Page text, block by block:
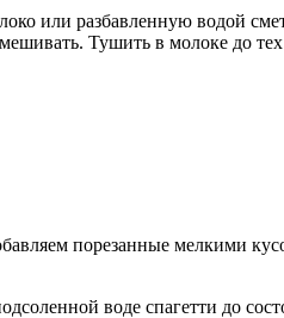
или разбавленную водой
Тушить в молоке до
порезанные мелкими
воде спагетти до